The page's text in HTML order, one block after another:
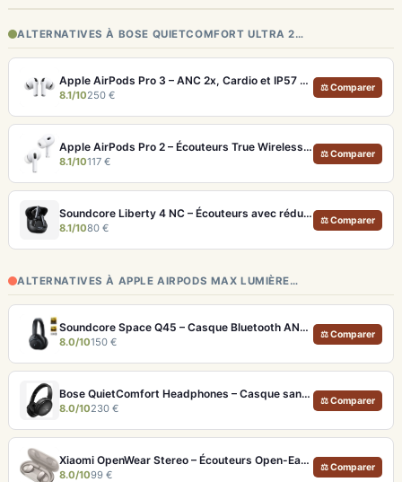
ALTERNATIVES À BOSE QUIETCOMFORT ULTRA 2…
Apple AirPods Pro 3 – ANC 2x, Cardio et IP57 pour Écosystème iOS
8.1/10250 €
⚖ Comparer
Apple AirPods Pro 2 – Écouteurs True Wireless ANC USB-C Blancs
8.1/10117 €
⚖ Comparer
Soundcore Liberty 4 NC – Écouteurs avec réduction de bruit adaptative 2.0
8.1/1080 €
⚖ Comparer
ALTERNATIVES À APPLE AIRPODS MAX LUMIÈRE…
Soundcore Space Q45 – Casque Bluetooth ANC 50h d'autonomie et LDAC Hi-Res
8.0/10150 €
⚖ Comparer
Bose QuietComfort Headphones – Casque sans fil à réduction de bruit légendaire
8.0/10230 €
⚖ Comparer
Xiaomi OpenWear Stereo – Écouteurs Open-Ear Hi-Res avec réduction de fuite sonore
8.0/1099 €
⚖ Comparer